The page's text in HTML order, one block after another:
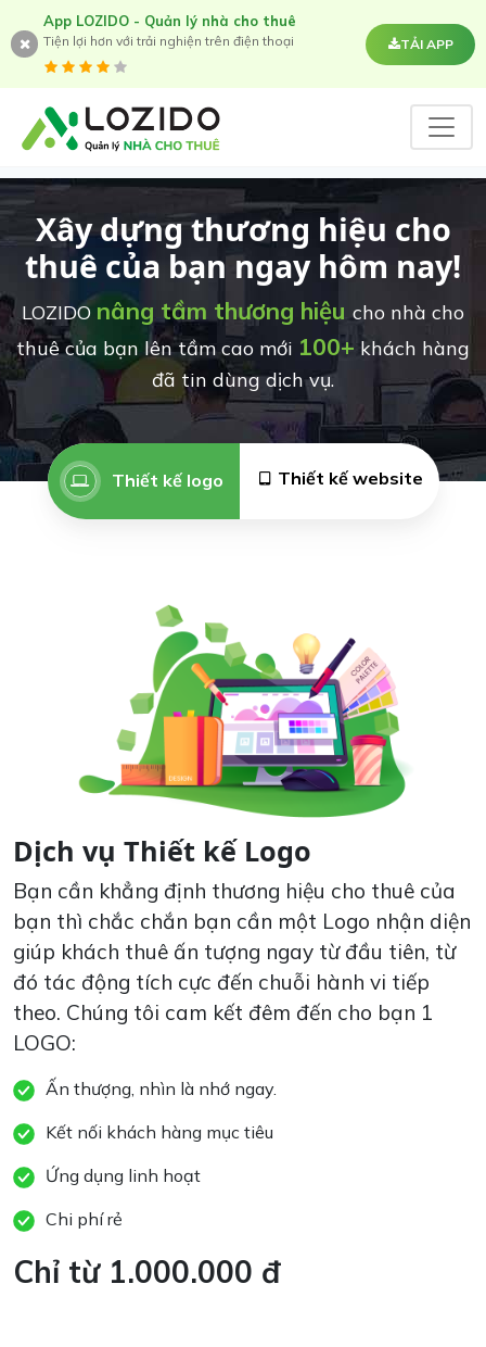
App LOZIDO - Quản lý nhà cho thuê
Tiện lợi hơn với trải nghiện trên điện thoại TẢI APP
Xây dựng thương hiệu cho
thuê của bạn ngay hôm nay!
LOZIDO nâng tầm thương hiệu cho nhà cho
thuê của bạn lên tầm cao mới 100+ khách hàng
đã tin dùng dịch vụ.
Thiết kế logo Thiết kế website
Dịch vụ Thiết kế Logo
Bạn cần khẳng định thương hiệu cho thuê của
bạn thì chắc chắn bạn cần một Logo nhận diện
giúp khách thuê ấn tượng ngay từ đầu tiên, từ
đó tác động tích cực đến chuỗi hành vi tiếp
theo. Chúng tôi cam kết đêm đến cho bạn 1
LOGO:
Ấn thượng, nhìn là nhớ ngay.
Kết nối khách hàng mục tiêu
Ứng dụng linh hoạt
Chi phí rẻ
Chỉ từ 1.000.000 đ